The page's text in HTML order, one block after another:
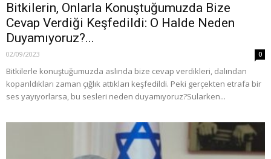
Bitkilerin, Onlarla Konuştuğumuzda Bize
Cevap Verdiği Keşfedildi: O Halde Neden
Duyamıyoruz?...
02/09/2023 0
Bitkilerle konuştuğumuzda aslında bize cevap verdikleri, dalından
koparıldıkları zaman çığlık attıkları keşfedildi. Peki gerçekten etrafa bir
ses yayıyorlarsa, bu sesleri neden duyamıyoruz?Sularken...